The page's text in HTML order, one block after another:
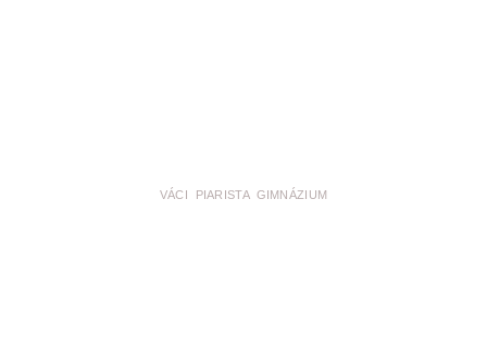
VÁCI PIARISTA GIMNÁZIUM